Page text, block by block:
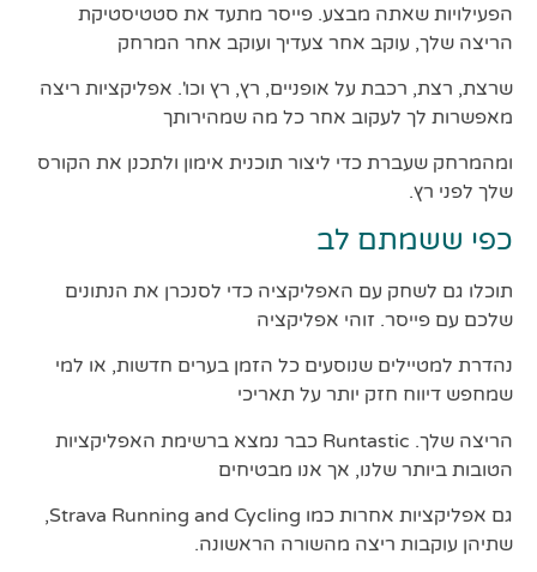
הפעילויות שאתה מבצע. פייסר מתעד את סטטיסטיקת
הריצה שלך, עוקב אחר צעדיך ועוקב אחר המרחק
שרצת, רצת, רכבת על אופניים, רץ, רץ וכו'. אפליקציות ריצה
מאפשרות לך לעקוב אחר כל מה שמהירותך
ומהמרחק שעברת כדי ליצור תוכנית אימון ולתכנן את הקורס
שלך לפני רץ.
כפי ששמתם לב
תוכלו גם לשחק עם האפליקציה כדי לסנכרן את הנתונים
שלכם עם פייסר. זוהי אפליקציה
נהדרת למטיילים שנוסעים כל הזמן בערים חדשות, או למי
שמחפש דיווח חזק יותר על תאריכי
הריצה שלך. Runtastic כבר נמצא ברשימת האפליקציות
הטובות ביותר שלנו, אך אנו מבטיחים
גם אפליקציות אחרות כמו Strava Running and Cycling,
שתיהן עוקבות ריצה מהשורה הראשונה.